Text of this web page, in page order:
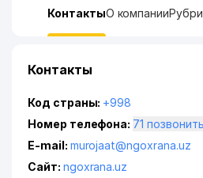
КонтактыО компании
Контакты
Код страны: +998
Номер телефона:
71 позвонить
E-mail: murojaat@ngoxrana.uz
Сайт: ngoxrana.uz